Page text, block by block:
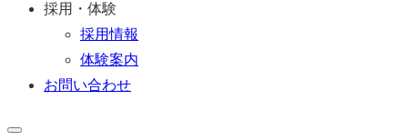
採用・体験
採用情報
体験案内
お問い合わせ